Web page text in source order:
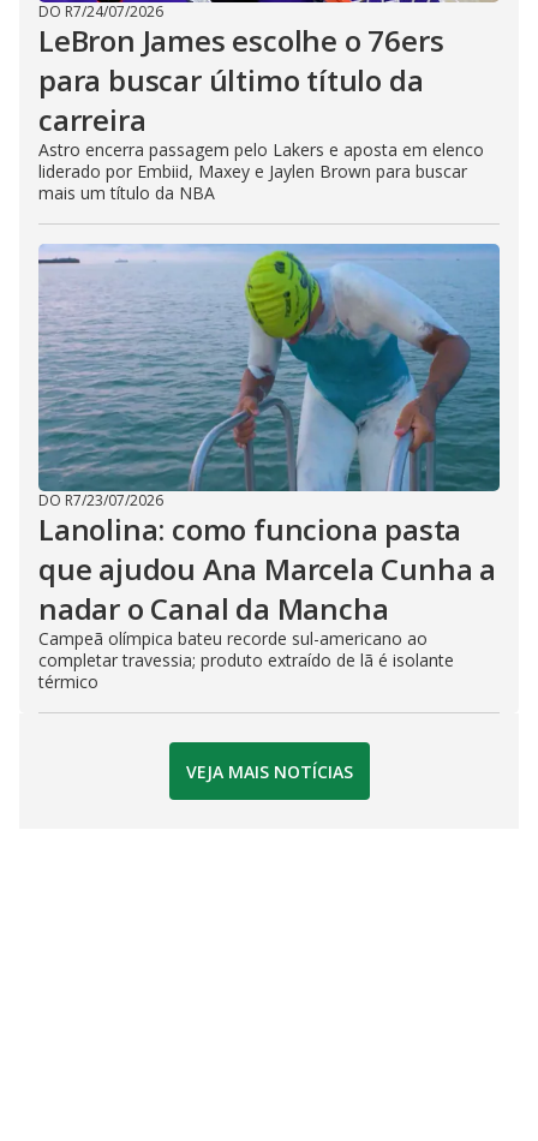
DO R7/24/07/2026
LeBron James escolhe o 76ers
para buscar último título da
carreira
Astro encerra passagem pelo Lakers e aposta em elenco
liderado por Embiid, Maxey e Jaylen Brown para buscar
mais um título da NBA
DO R7/23/07/2026
Lanolina: como funciona pasta
que ajudou Ana Marcela Cunha a
nadar o Canal da Mancha
Campeã olímpica bateu recorde sul-americano ao
completar travessia; produto extraído de lã é isolante
térmico
VEJA MAIS NOTÍCIAS